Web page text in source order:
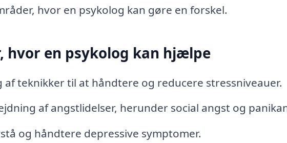
hvor en psykolog kan gøre en forskel.
hvor en psykolog kan hjælpe
af teknikker til at håndtere og reducere stressniveauer.
af angstlidelser, herunder social angst og
og håndtere depressive symptomer.